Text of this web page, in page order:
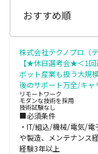
株式会社テクノプロ（
【★休日選考会★＜1
ボット産業も扱う大規
後のサポート万全/キャ
リモートワーク
モダンな技術を採用
技術試験なし
■必須条件
・IT/組込/機械/電気/
や製造、メンテナンス
経験3年以上